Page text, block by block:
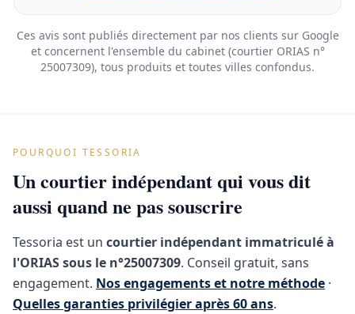
Ces avis sont publiés directement par nos clients sur Google
et concernent l'ensemble du cabinet (courtier ORIAS n°
25007309), tous produits et toutes villes confondus.
POURQUOI TESSORIA
Un courtier indépendant qui vous dit
aussi quand ne pas souscrire
Tessoria est un courtier indépendant immatriculé à
l'ORIAS sous le n°25007309. Conseil gratuit, sans
engagement. Nos engagements et notre méthode ·
Quelles garanties privilégier après 60 ans.